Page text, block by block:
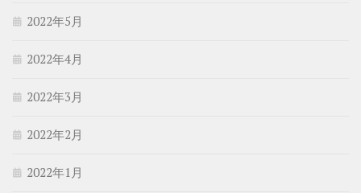
2022年5月
2022年4月
2022年3月
2022年2月
2022年1月